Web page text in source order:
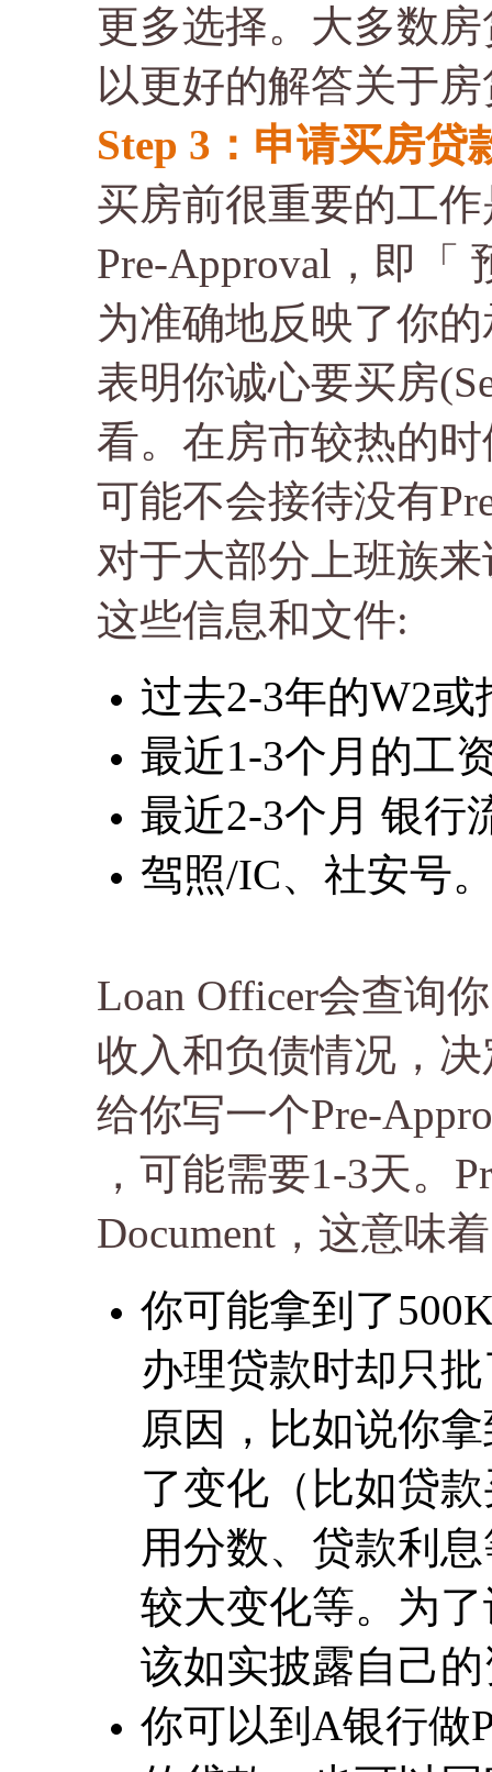
更多选择。大多数
以更好的解答关于
Step 3：申请买房
买房前很重要的工
Pre-Approval，即「
为准确地反映了你
表明你诚心要买房
看。在房市较热的
可能不会接待没有
对于大部分上班族
这些信息和文件:
过去2-3年的W2或
最近1-3个月的工
最近2-3个月 银行
驾照/IC、社安号
Loan Officer会查询
收入和负债情况，
给你写一个Pre-
，可能需要1-3天。
Document，这意味
你可能拿到了
办理贷款时却只
原因，比如说你
了变化（比如贷
用分数、贷款利
较大变化等。为
该如实披露自己
你可以到A银行做